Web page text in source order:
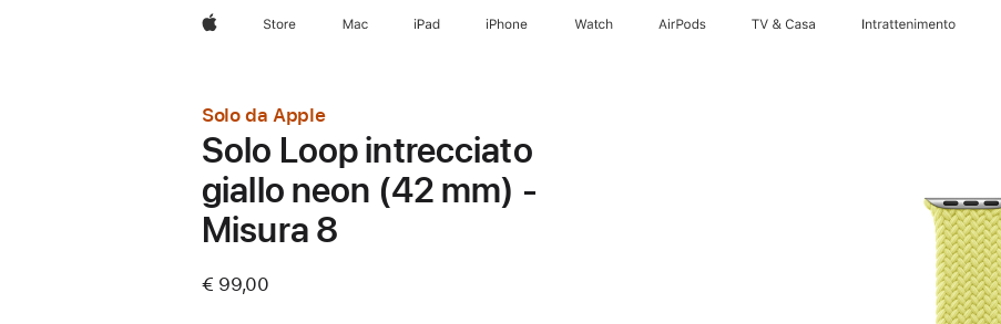
AppleStore Mac iPad iPhone Watch AirPods TV & Casa Intrattenimento
Solo da Apple
Solo Loop intrecciato
giallo neon (42 mm) -
Misura 8
€ 99,00